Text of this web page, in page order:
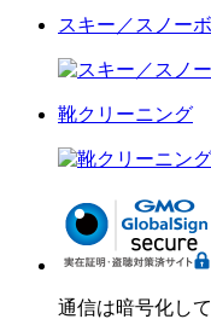
スキー／スノー
靴クリーニング
通信は暗号化し